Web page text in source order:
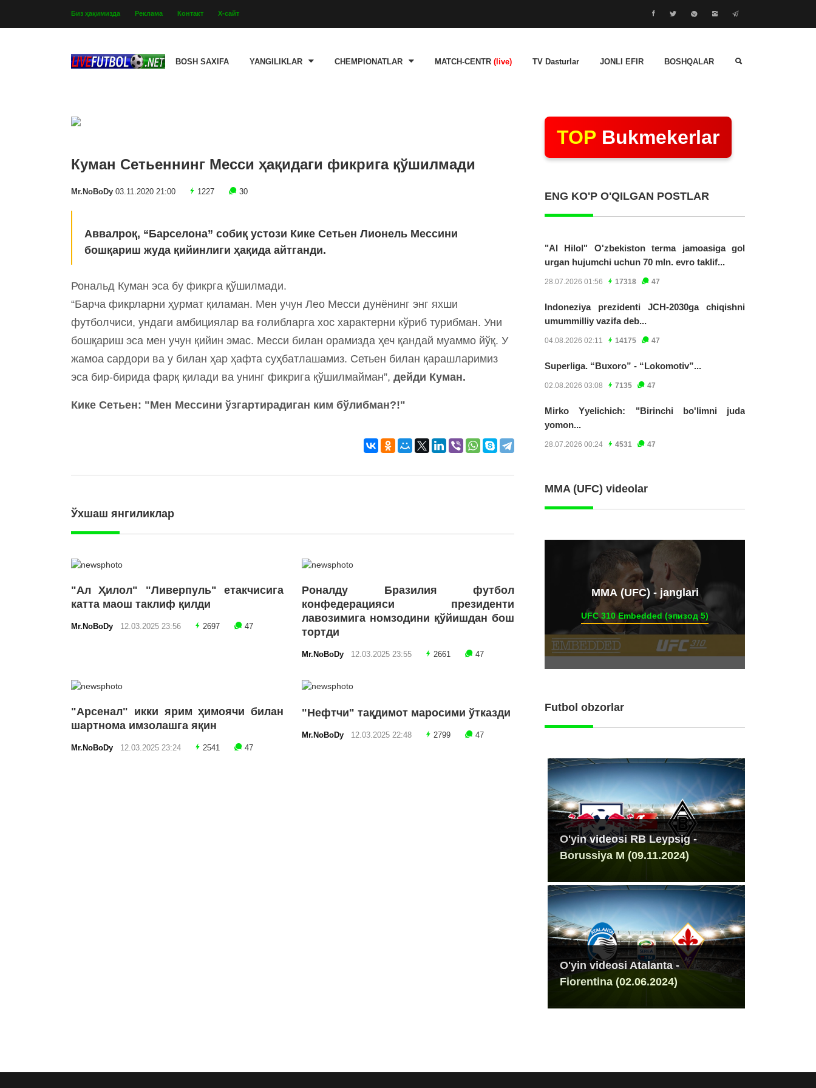
Биз ҳақимизда Реклама Контакт Х-сайт
BOSH SAXIFA YANGILIKLAR CHEMPIONATLAR MATCH-CENTR (live) TV Dasturlar JONLI EFIR BOSHQALAR
Куман Сетьеннинг Месси ҳақидаги фикрига қўшилмади
Mr.NoBoDy 03.11.2020 21:00 1227 30
Аввалроқ, “Барселона” собиқ устози Кике Сетьен Лионель Мессини
бошқариш жуда қийинлиги ҳақида айтганди.
Рональд Куман эса бу фикрга қўшилмади.
“Барча фикрларни ҳурмат қиламан. Мен учун Лео Месси дунёнинг энг яхши
футболчиси, ундаги амбициялар ва ғолибларга хос характерни кўриб турибман. Уни
бошқариш эса мен учун қийин эмас. Месси билан орамизда ҳеч қандай муаммо йўқ. У
жамоа сардори ва у билан ҳар ҳафта суҳбатлашамиз. Сетьен билан қарашларимиз
эса бир-бирида фарқ қилади ва унинг фикрига қўшилмайман”, дейди Куман.
Кике Сетьен: "Мен Мессини ўзгартирадиган ким бўлибман?!"
Ўхшаш янгиликлар
"Ал Ҳилол" "Ливерпуль" етакчисига
катта маош таклиф қилди
Mr.NoBoDy 12.03.2025 23:56 2697 47
Роналду Бразилия футбол
конфедерацияси президенти
лавозимига номзодини қўйишдан бош
тортди
Mr.NoBoDy 12.03.2025 23:55 2661 47
"Арсенал" икки ярим ҳимоячи билан
шартнома имзолашга яқин
Mr.NoBoDy 12.03.2025 23:24 2541 47
"Нефтчи" тақдимот маросими ўтказди
Mr.NoBoDy 12.03.2025 22:48 2799 47
TOP Bukmekerlar
ENG KO'P O'QILGAN POSTLAR
"Al Hilol" O'zbekiston terma jamoasiga gol
urgan hujumchi uchun 70 mln. evro taklif...
28.07.2026 01:56 17318 47
Indoneziya prezidenti JCH-2030ga chiqishni
umummilliy vazifa deb...
04.08.2026 02:11 14175 47
Superliga. “Buxoro” - “Lokomotiv”...
02.08.2026 03:08 7135 47
Mirko Yyelichich: "Birinchi bo'limni juda
yomon...
28.07.2026 00:24 4531 47
MMA (UFC) videolar
ММА (UFC) - janglari
UFC 310 Embedded (эпизод 5)
Futbol obzorlar
O'yin videosi RB Leypsig -
Borussiya M (09.11.2024)
O'yin videosi Atalanta -
Fiorentina (02.06.2024)